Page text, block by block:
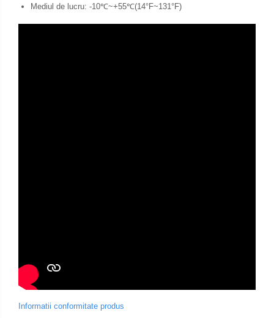
Mediul de lucru: -10℃~+55℃(14°F~131°F)
Informatii conformitate produs